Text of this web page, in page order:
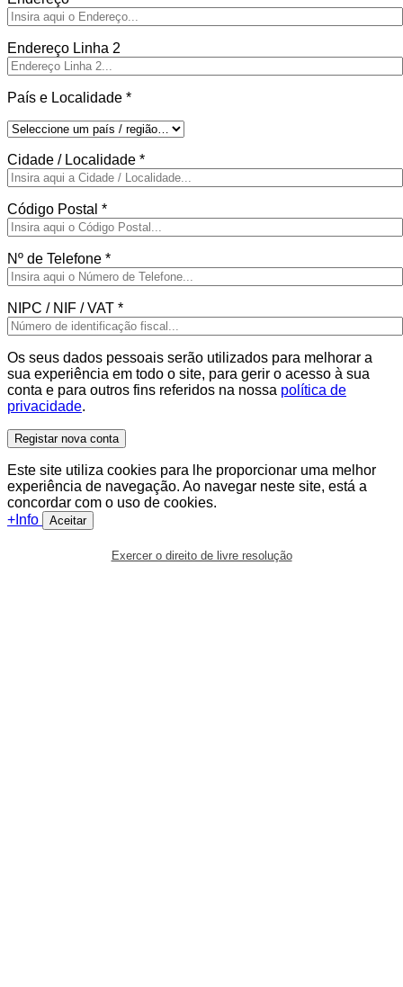
Endereço Linha 2
País e Localidade *
Cidade / Localidade *
Código Postal *
Nº de Telefone *
NIPC / NIF / VAT *
Os seus dados pessoais serão utilizados para melhorar a
sua experiência em todo o site, para gerir o acesso à sua
conta e para outros fins referidos na nossa política de
privacidade.
Registar nova conta
Este site utiliza cookies para lhe proporcionar uma melhor
experiência de navegação. Ao navegar neste site, está a
concordar com o uso de cookies.
+Info
Aceitar
Exercer o direito de livre resolução